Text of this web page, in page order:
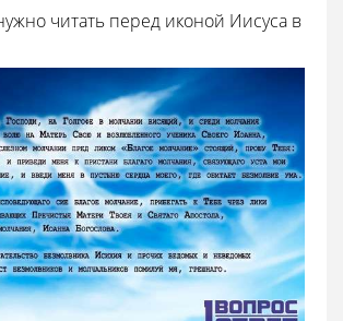
читать перед иконой Иисуса в